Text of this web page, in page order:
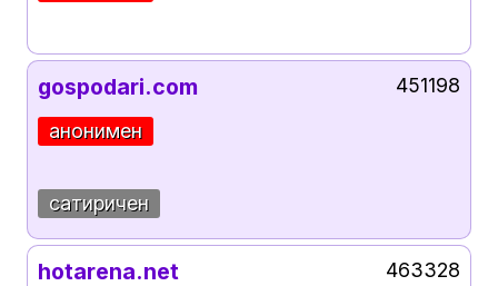
gospodari.com
анонимен
сатиричен
451198
hotarena.net 463328